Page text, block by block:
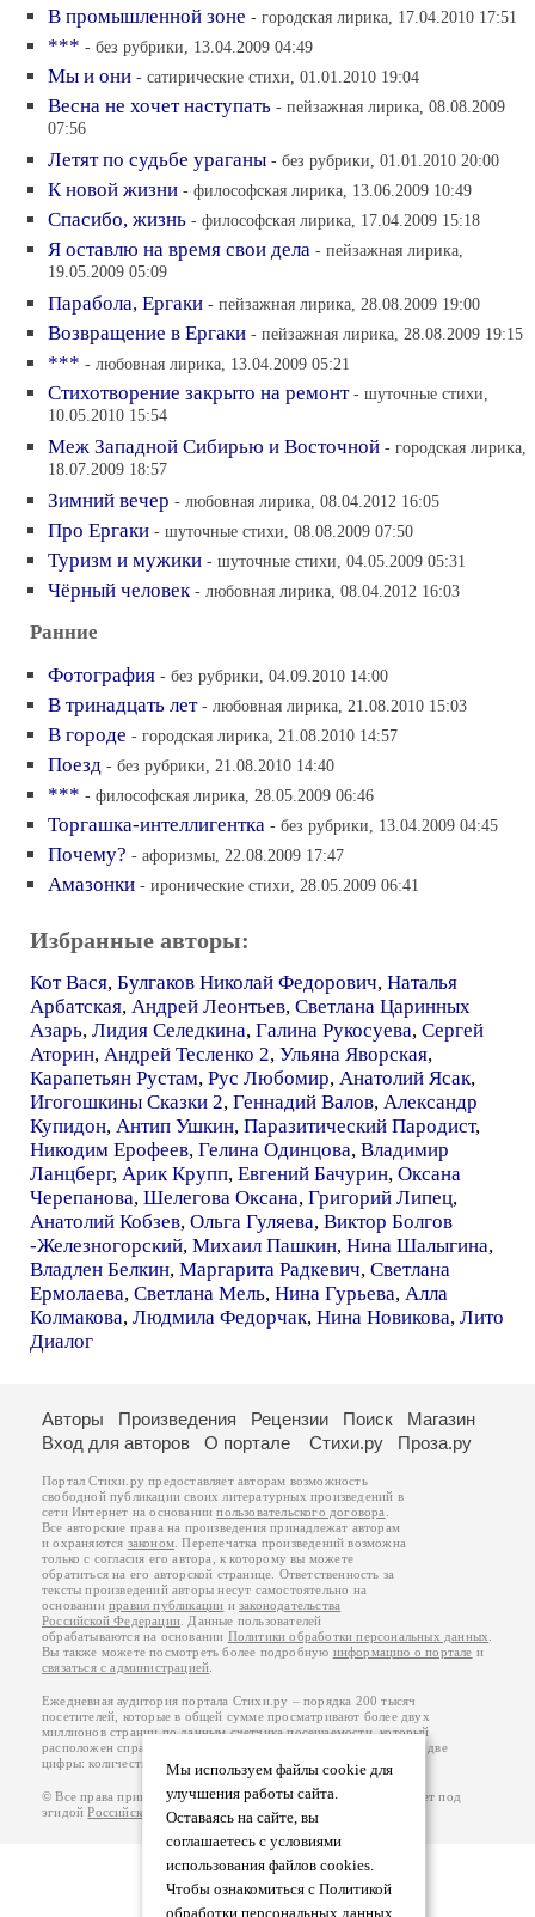
В промышленной зоне - городская лирика, 17.04.2010 17:51
*** - без рубрики, 13.04.2009 04:49
Мы и они - сатирические стихи, 01.01.2010 19:04
Весна не хочет наступать - пейзажная лирика, 08.08.2009
07:56
Летят по судьбе ураганы - без рубрики, 01.01.2010 20:00
К новой жизни - философская лирика, 13.06.2009 10:49
Спасибо, жизнь - философская лирика, 17.04.2009 15:18
Я оставлю на время свои дела - пейзажная лирика,
19.05.2009 05:09
Парабола, Ергаки - пейзажная лирика, 28.08.2009 19:00
Возвращение в Ергаки - пейзажная лирика, 28.08.2009 19:15
*** - любовная лирика, 13.04.2009 05:21
Стихотворение закрыто на ремонт - шуточные стихи,
10.05.2010 15:54
Меж Западной Сибирью и Восточной - городская лирика,
18.07.2009 18:57
Зимний вечер - любовная лирика, 08.04.2012 16:05
Про Ергаки - шуточные стихи, 08.08.2009 07:50
Туризм и мужики - шуточные стихи, 04.05.2009 05:31
Чёрный человек - любовная лирика, 08.04.2012 16:03
Ранние
Фотография - без рубрики, 04.09.2010 14:00
В тринадцать лет - любовная лирика, 21.08.2010 15:03
В городе - городская лирика, 21.08.2010 14:57
Поезд - без рубрики, 21.08.2010 14:40
*** - философская лирика, 28.05.2009 06:46
Торгашка-интеллигентка - без рубрики, 13.04.2009 04:45
Почему? - афоризмы, 22.08.2009 17:47
Амазонки - иронические стихи, 28.05.2009 06:41
Избранные авторы:
Кот Вася, Булгаков Николай Федорович, Наталья
Арбатская, Андрей Леонтьев, Светлана Царинных
Азарь, Лидия Селедкина, Галина Рукосуева, Сергей
Аторин, Андрей Тесленко 2, Ульяна Яворская,
Карапетьян Рустам, Рус Любомир, Анатолий Ясак,
Игогошкины Сказки 2, Геннадий Валов, Александр
Купидон, Антип Ушкин, Паразитический Пародист,
Никодим Ерофеев, Гелина Одинцова, Владимир
Ланцберг, Арик Крупп, Евгений Бачурин, Оксана
Черепанова, Шелегова Оксана, Григорий Липец,
Анатолий Кобзев, Ольга Гуляева, Виктор Болгов
-Железногорский, Михаил Пашкин, Нина Шалыгина,
Владлен Белкин, Маргарита Радкевич, Светлана
Ермолаева, Светлана Мель, Нина Гурьева, Алла
Колмакова, Людмила Федорчак, Нина Новикова, Лито
Диалог
Мы используем файлы cookie для
улучшения работы сайта.
Оставаясь на сайте, вы
соглашаетесь с условиями
использования файлов cookies.
Чтобы ознакомиться с Политикой
обработки персональных данных
Авторы Произведения Рецензии Поиск
Магазин
Вход для авторов
О портале Стихи.ру Проза.ру
Портал Стихи.ру предоставляет авторам возможность
свободной публикации своих литературных произведений в
сети Интернет на основаниипользовательского договора
Все авторские права на произведения принадлежат авторам
и охраняются законом . Перепечатка произведений возможна
только с согласия его автора, к которому вы можете
обратиться на его авторской странице. Ответственность за
тексты произведений авторы несут самостоятельно на
основанииправил публикации изаконодательства
Российской Федерации . Данные пользователей
обрабатываются на основании Политики обработки персональных данных
Вы также можете посмотреть более подробную информацию о портале и
связаться с администрацией
Ежедневная аудитория портала Стихи.ру – порядка 200 тысяч
посетителей, которые в общей сумме просматривают более двух
миллионов страниц по данным счетчика посещаемости, который
расположен справа от этого текста. В каждой графе указано по две
цифры: количество просмотров и количество посетителей.
© Все права принадлежат авторам, 2000-2026. Портал работает под
эгидойРоссийского союза писателей 18+